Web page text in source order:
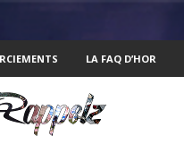
LA FAQ D’HOR